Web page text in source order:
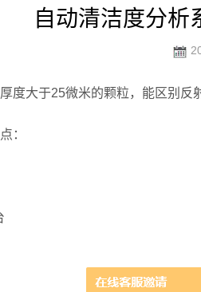
自动清洁度分析
度大于25微米的颗粒，能区别
：